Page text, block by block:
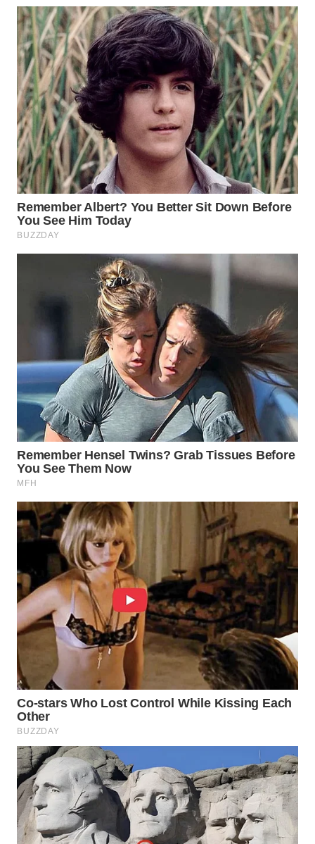
Wahana
Media
Group
WAHANA
NEWS
WAHANA
TANI
WAHANA
ADVOKAT
WAHANA
INFRASTRUKTUR
WAHANA
LISTRIK
WAHANA
TRAVEL
WAHANA
TV
WAHANANEWS
ID
WAHANANEWS
CO ID
WAHANANEWS
NET
WAHANA
SPORT
WAHANA
UMKM
WAHANA
SELEB
WAHANA
PERSONA